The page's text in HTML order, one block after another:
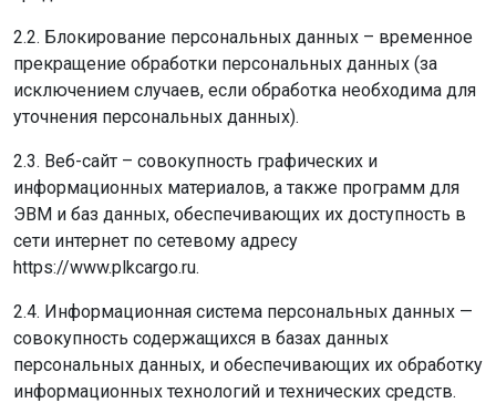
2.2. Блокирование персональных данных – временное
прекращение обработки персональных данных (за
исключением случаев, если обработка необходима для
уточнения персональных данных).
2.3. Веб-сайт – совокупность графических и
информационных материалов, а также программ для
ЭВМ и баз данных, обеспечивающих их доступность в
сети интернет по сетевому адресу
https://www.plkcargo.ru.
2.4. Информационная система персональных данных —
совокупность содержащихся в базах данных
персональных данных, и обеспечивающих их обработку
информационных технологий и технических средств.